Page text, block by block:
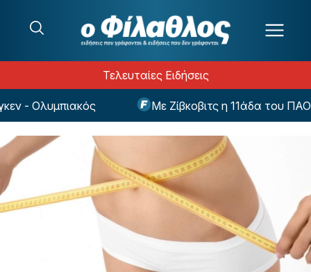
Τελευταίες Ειδήσεις
Με Ζίβκοβιτς η 11άδα του ΠΑΟΚ